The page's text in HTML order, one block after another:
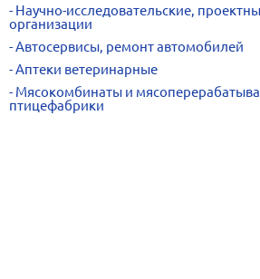
Научно-исследовательские,
организации
Автосервисы, ремонт автомобилей
Аптеки ветеринарные
Мясокомбинаты и
птицефабрики